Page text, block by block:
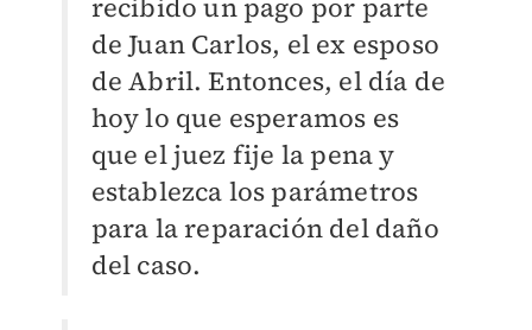
recibido un pago por parte
de Juan Carlos, el ex esposo
de Abril. Entonces, el día de
hoy lo que esperamos es
que el juez fije la pena y
establezca los parámetros
para la reparación del daño
del caso.